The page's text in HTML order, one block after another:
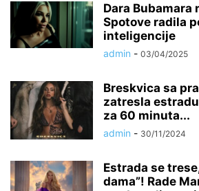
Dara Bubamara
Spotove radila
inteligencije
admin - 03/04/2025
Breskvica sa
zatresla
za 60 minuta...
admin - 30/11/2024
Estrada se
dama”! Rade